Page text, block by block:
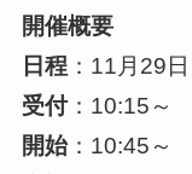
開催概要
日程：11月29日
受付：10:15～
開始：10:45～